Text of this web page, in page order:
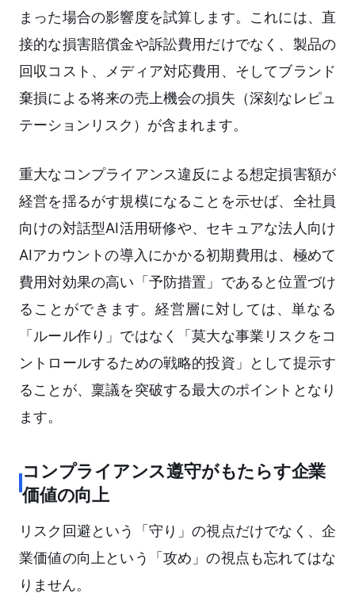
まった場合の影響度を試算します。これには、直
接的な損害賠償金や訴訟費用だけでなく、製品の
回収コスト、メディア対応費用、そしてブランド
棄損による将来の売上機会の損失（深刻なレピュ
テーションリスク）が含まれます。
重大なコンプライアンス違反による想定損害額が
経営を揺るがす規模になることを示せば、全社員
向けの対話型AI活用研修や、セキュアな法人向け
AIアカウントの導入にかかる初期費用は、極めて
費用対効果の高い「予防措置」であると位置づけ
ることができます。経営層に対しては、単なる
「ルール作り」ではなく「莫大な事業リスクをコ
ントロールするための戦略的投資」として提示す
ることが、稟議を突破する最大のポイントとなり
ます。
コンプライアンス遵守がもたらす企業
価値の向上
リスク回避という「守り」の視点だけでなく、企
業価値の向上という「攻め」の視点も忘れてはな
りません。